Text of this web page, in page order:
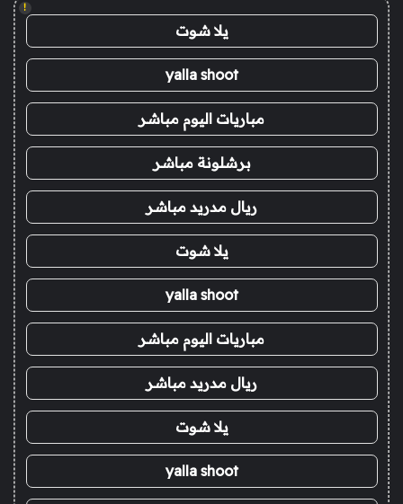
!
يلا شوت
yalla shoot
مباريات اليوم مباشر
برشلونة مباشر
ريال مدريد مباشر
يلا شوت
yalla shoot
مباريات اليوم مباشر
ريال مدريد مباشر
يلا شوت
yalla shoot